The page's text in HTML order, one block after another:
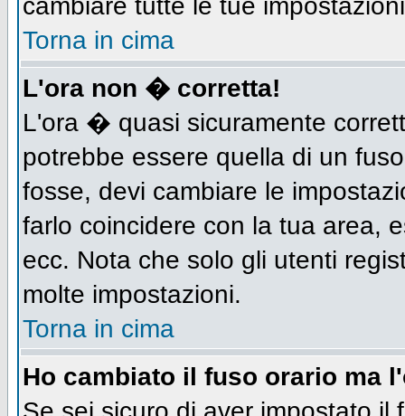
Torna in cima
L'ora non � corretta!
L'ora � quasi sicuramente
potrebbe essere quella di un
fosse, devi cambiare le
farlo coincidere con la tua area,
ecc. Nota che solo gli utenti
molte impostazioni.
Torna in cima
Ho cambiato il fuso orario ma